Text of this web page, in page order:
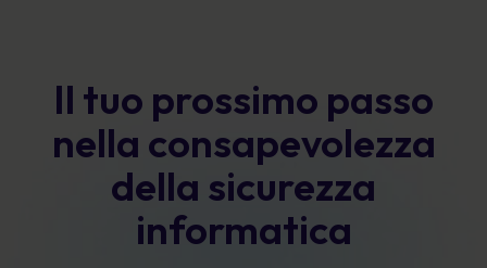
Il tuo prossimo passo
nella consapevolezza
della sicurezza
informatica